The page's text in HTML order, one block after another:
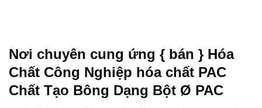
Nơi chuyên cung ứng { bán } Hóa
Chất Công Nghiệp hóa chất PAC
Chất Tạo Bông Dạng Bột Ø PAC